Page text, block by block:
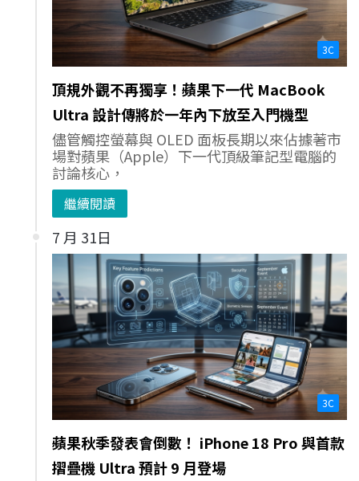
3C
頂規外觀不再獨享！蘋果下一代 MacBook
Ultra 設計傳將於一年內下放至入門機型
儘管觸控螢幕與 OLED 面板長期以來佔據著市
場對蘋果（Apple）下一代頂級筆記型電腦的
討論核心，
繼續閱讀
7 月 31日
3C
蘋果秋季發表會倒數！ iPhone 18 Pro 與首款
摺疊機 Ultra 預計 9 月登場